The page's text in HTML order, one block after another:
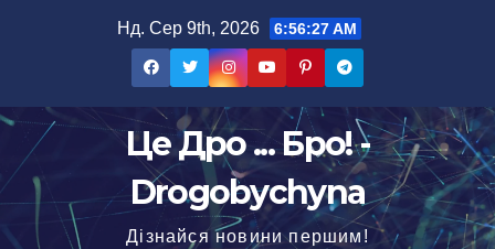
Нд. Сер 9th, 2026 6:56:28 AM
Це Дро ... Бро! -
Drogobychyna
Дізнайся новини першим!